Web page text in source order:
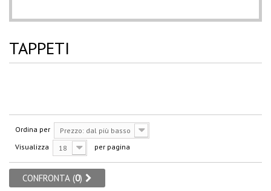
TAPPETI
Ordina per
Prezzo: dal più basso
Visualizza
18 per pagina
CONFRONTA (0)